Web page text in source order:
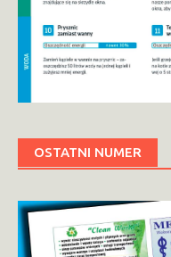
OSTATNI NUMER